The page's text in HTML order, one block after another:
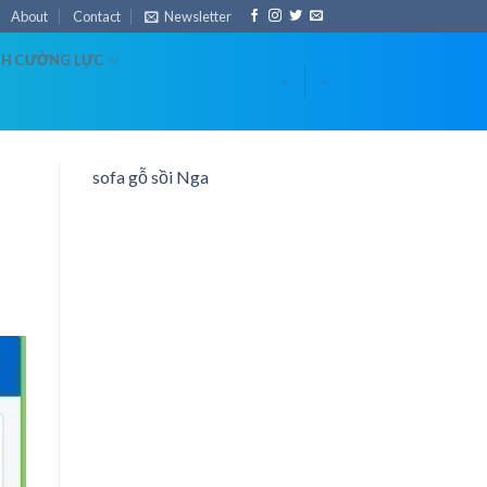
About Contact Newsletter
CƯỜNG LỰC
-
-
sofa gỗ sồi Nga